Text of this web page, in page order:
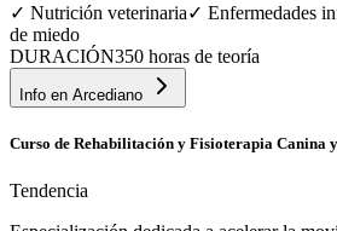
✓ Nutrición veterinaria✓ Enfermedades
de miedo
DURACIÓN350 horas de teoría
Info en Arcediano
Curso de Rehabilitación y Fisioterapia Canina
Tendencia